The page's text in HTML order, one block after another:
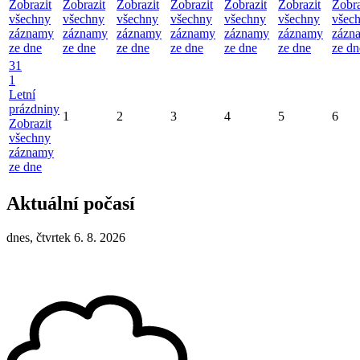
Zobrazit
všechny
záznamy
ze dne
Zobrazit
všechny
záznamy
ze dne
Zobrazit
všechny
záznamy
ze dne
Zobrazit
všechny
záznamy
ze dne
Zobrazit
všechny
záznamy
ze dne
Zobrazit
všechny
záznamy
ze dne
ze
31
1
Letní
prázdniny
Zobrazit
všechny
záznamy
ze dne
1 2 3 4 5 6
Aktuální počasí
dnes, čtvrtek 6. 8. 2026